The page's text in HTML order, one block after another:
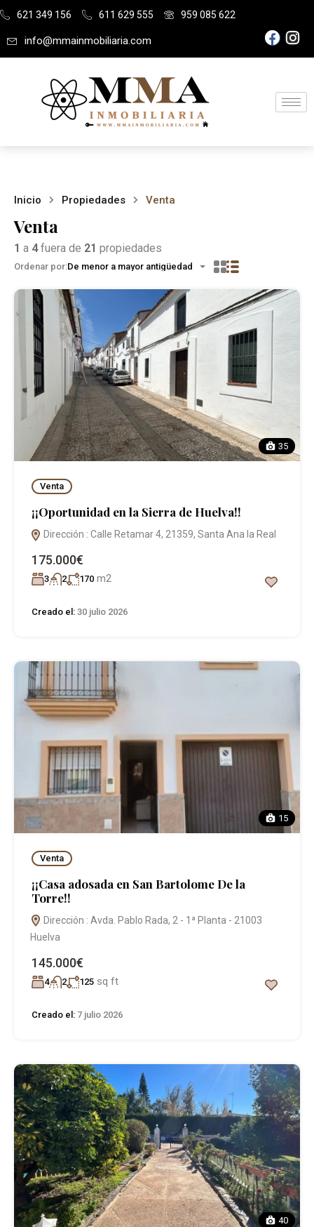
621 349 156 611 629 555 959 085 622
info@mmainmobiliaria.com
Inicio Propiedades Venta
Venta
1 a 4fuera de 21 propiedades
Ordenar por:De menor a mayor antigüedad
35
Venta
¡¡Oportunidad en la Sierra de Huelva!!
Dirección : Calle Retamar 4, 21359, Santa Ana la Real
175.000€
3 2 170 m2
Creado el: 30 julio 2026
15
Venta
¡¡Casa adosada en San Bartolome De la
Torre!!
Dirección : Avda. Pablo Rada, 2 - 1ª Planta - 21003
Huelva
145.000€
4 2 125 sq ft
Creado el: 7 julio 2026
40